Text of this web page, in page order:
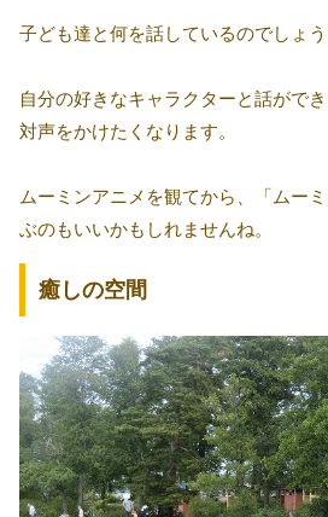
子ども達と何を話しているのでしょう
自分の好きなキャラクターと話がで
対声をかけたくなります。
ムーミンアニメを観てから、「ムー
ぶのもいいかもしれませんね。
癒しの空間